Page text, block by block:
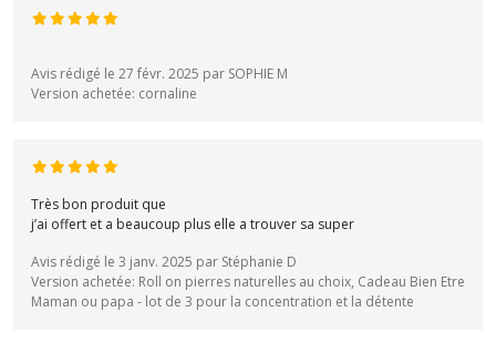
Avis rédigé le 27 févr. 2025 par SOPHIE M
Version achetée: cornaline
Très bon produit que
j’ai offert et a beaucoup plus elle a trouver sa super
Avis rédigé le 3 janv. 2025 par Stéphanie D
Version achetée: Roll on pierres naturelles au choix, Cadeau Bien Etre
Maman ou papa - lot de 3 pour la concentration et la détente